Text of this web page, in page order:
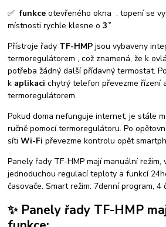
✅funkce otevřeného okna , topení se
místnosti rychle klesne o3˚
Přístroje řady TF-HMP jsou vybaveny
termoregulátorem , což znamená, že k
potřeba žádný další přídavný termostat.
k aplikaci chytrý telefon převezme řízení
termoregulátorem.
Pokud doma nefunguje internet, je stále
ručně pomocí termoregulátoru. Po
sítiWi-Fi převezme kontrolu opět
Panely řady TF-HMP mají manuální režim,
jednoduchou regulací teploty a funkcí
časovače. Smart režim: 7denní program, 4
✨ Panely řady TF-HMP